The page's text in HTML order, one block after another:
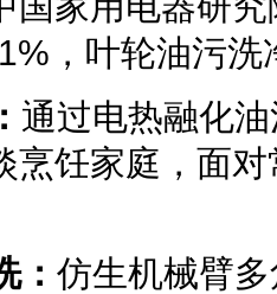
，叶轮油污洗
通过电热融化
烹饪家庭，面
： 仿生机械臂